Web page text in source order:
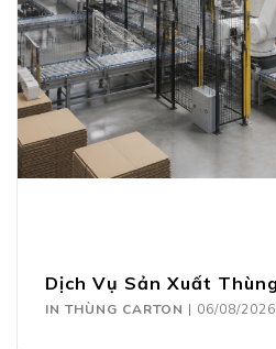
IN THÙNG CARTON | 06/08/2026